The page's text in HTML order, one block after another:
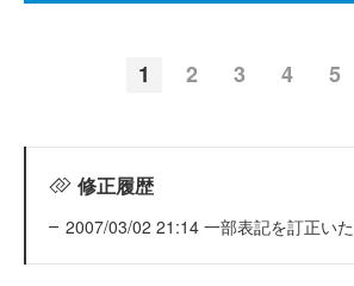
1 2 3 4 5
修正履歴
2007/03/02 21:14 一部表記を訂正い